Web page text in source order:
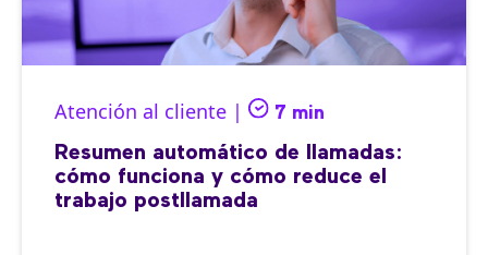
Atención al cliente | 7 min
Resumen automático de llamadas:
cómo funciona y cómo reduce el
trabajo postllamada